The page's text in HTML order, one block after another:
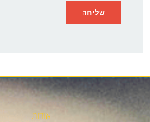
אודות